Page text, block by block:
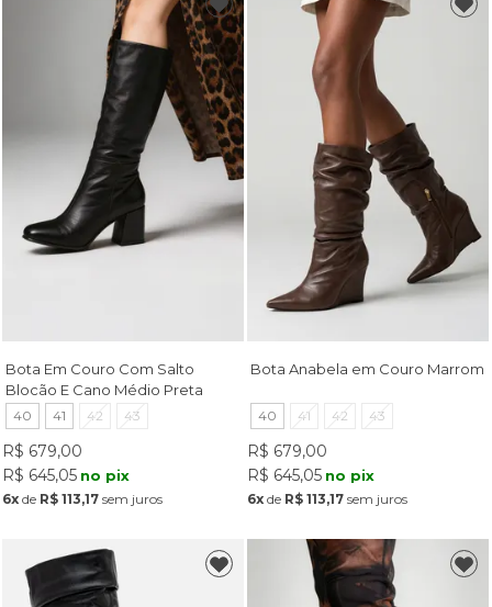
Bota Em Couro Com Salto
Blocão E Cano Médio Preta
40 41 42 43
R$ 679,00
R$ 645,05 no pix
6xde R$ 113,17sem juros
Bota Anabela em Couro Marrom
40 41 42 43
R$ 679,00
R$ 645,05 no pix
6x de R$ 113,17 sem juros